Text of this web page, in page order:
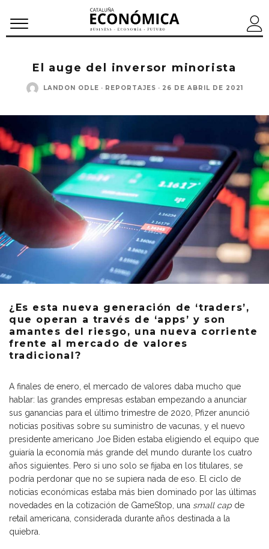
El auge del inversor minorista
LANDON ODLE · REPORTAJES · 26 DE ABRIL DE 2021
¿Es esta nueva generación de ‘traders’,
que operan a través de ‘apps’ y son
amantes del riesgo, una nueva corriente
frente al mercado de valores
tradicional?
A finales de enero, el mercado de valores daba mucho que
hablar: las grandes empresas estaban empezando a anunciar
sus ganancias para el último trimestre de 2020, Pfizer anunció
noticias positivas sobre su suministro de vacunas, y el nuevo
presidente americano Joe Biden estaba eligiendo el equipo que
guiaría la economía más grande del mundo durante los cuatro
años siguientes. Pero si uno solo se fijaba en los titulares, se
podría perdonar que no se supiera nada de eso. El ciclo de
noticias económicas estaba más bien dominado por las últimas
novedades en la cotización de GameStop, una small cap de
retail americana, considerada durante años destinada a la
quiebra.